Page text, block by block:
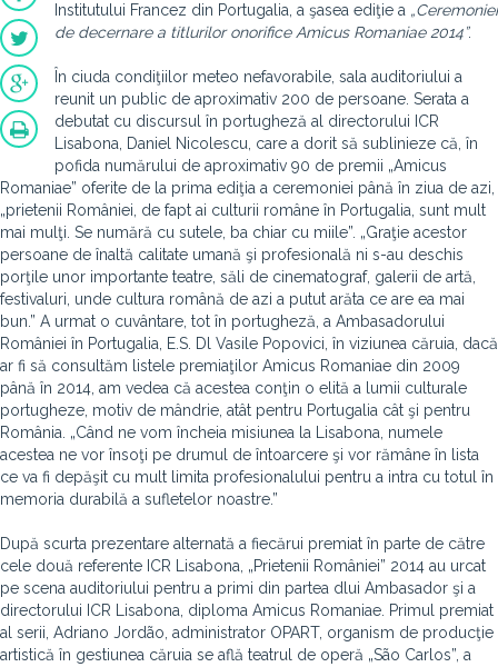
Institutului Francez din Portugalia, a şasea ediţie a „Ceremoniei
de decernare a titlurilor onorifice Amicus Romaniae 2014”.
În ciuda condiţiilor meteo nefavorabile, sala auditoriului a
reunit un public de aproximativ 200 de persoane. Serata a
debutat cu discursul în portugheză al directorului ICR
Lisabona, Daniel Nicolescu, care a dorit să sublinieze că, în
pofida numărului de aproximativ 90 de premii „Amicus
Romaniae” oferite de la prima ediţia a ceremoniei până în ziua de azi,
„prietenii României, de fapt ai culturii române în Portugalia, sunt mult
mai mulţi. Se numără cu sutele, ba chiar cu miile”. „Graţie acestor
persoane de înaltă calitate umană şi profesională ni s-au deschis
porţile unor importante teatre, săli de cinematograf, galerii de artă,
festivaluri, unde cultura română de azi a putut arăta ce are ea mai
bun.” A urmat o cuvântare, tot în portugheză, a Ambasadorului
României în Portugalia, E.S. Dl Vasile Popovici, în viziunea căruia, dacă
ar fi să consultăm listele premiaţilor Amicus Romaniae din 2009
până în 2014, am vedea că acestea conţin o elită a lumii culturale
portugheze, motiv de mândrie, atât pentru Portugalia cât şi pentru
România. „Când ne vom încheia misiunea la Lisabona, numele
acestea ne vor însoţi pe drumul de întoarcere şi vor rămâne în lista
ce va fi depăşit cu mult limita profesionalului pentru a intra cu totul în
memoria durabilă a sufletelor noastre.”
După scurta prezentare alternată a fiecărui premiat în parte de către
cele două referente ICR Lisabona, „Prietenii României” 2014 au urcat
pe scena auditoriului pentru a primi din partea dlui Ambasador şi a
directorului ICR Lisabona, diploma Amicus Romaniae. Primul premiat
al serii, Adriano Jordão, administrator OPART, organism de producţie
artistică în gestiunea căruia se află teatrul de operă „São Carlos”, a